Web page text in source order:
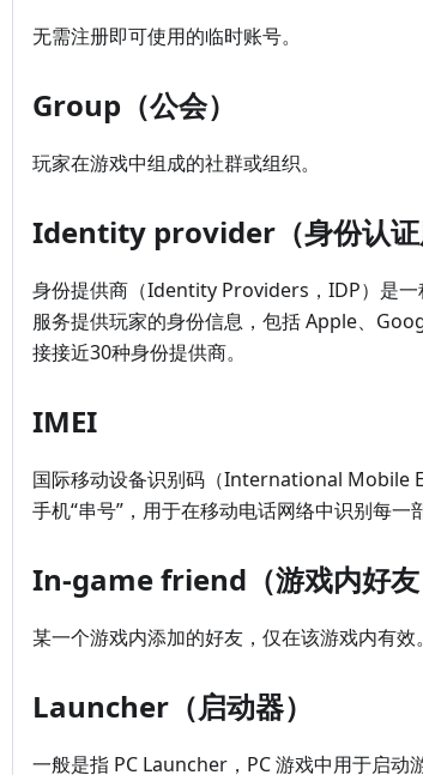
无需注册即可使用的临时账号。
Group（公会）
玩家在游戏中组成的社群或组织。
Identity provider（身份认证
身份提供商（Identity Providers，IDP）是
服务提供玩家的身份信息，包括 Apple、
接接近30种身份提供商。
IMEI
国际移动设备识别码（International Mobile
手机“串号”，用于在移动电话网络中识别每一
In-game friend（游戏内好友
某一个游戏内添加的好友，仅在该游戏内有效。
Launcher（启动器）
一般是指 PC Launcher，PC 游戏中用于启动